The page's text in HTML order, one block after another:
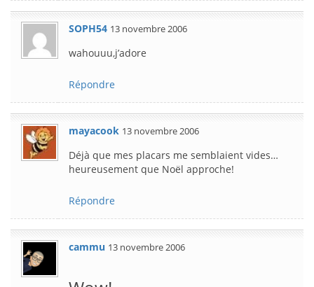
SOPH54 13 novembre 2006
wahouuu,j’adore
Répondre
mayacook 13 novembre 2006
Déjà que mes placars me semblaient vides…
heureusement que Noël approche!
Répondre
cammu 13 novembre 2006